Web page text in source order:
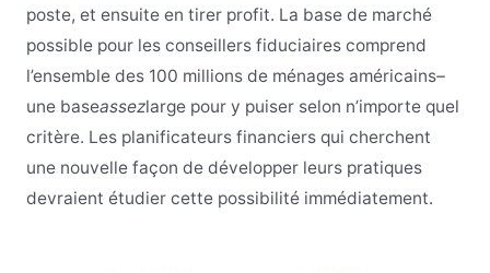
poste, et ensuite en tirer profit. La base de marché
possible pour les conseillers fiduciaires comprend
l’ensemble des 100 millions de ménages américains–
une baseassezlarge pour y puiser selon n’importe quel
critère. Les planificateurs financiers qui cherchent
une nouvelle façon de développer leurs pratiques
devraient étudier cette possibilité immédiatement.